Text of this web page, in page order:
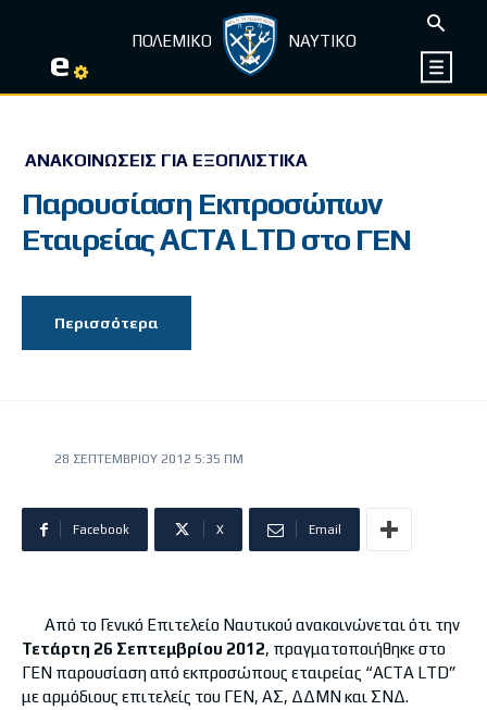
e ΠΟΛΕΜΙΚΟ ΝΑΥΤΙΚΟ
ΑΝΑΚΟΙΝΏΣΕΙΣ ΓΙΑ ΕΞΟΠΛΙΣΤΙΚΆ
Παρουσίαση Εκπροσώπων
Εταιρείας ACTA LTD στο ΓΕΝ
Περισσότερα
28 ΣΕΠΤΕΜΒΡΊΟΥ 2012 5:35 ΠΜ
Facebook X Email
Από το Γενικό Επιτελείο Ναυτικού ανακοινώνεται ότι την
Τετάρτη 26 Σεπτεμβρίου 2012, πραγματοποιήθηκε στο
ΓΕΝ παρουσίαση από εκπροσώπους εταιρείας “ΑCTA LTD”
με αρμόδιους επιτελείς του ΓΕΝ, ΑΣ, ΔΔΜΝ και ΣΝΔ.